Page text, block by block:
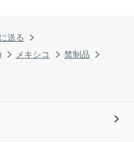
送る
メキシコ
禁制品